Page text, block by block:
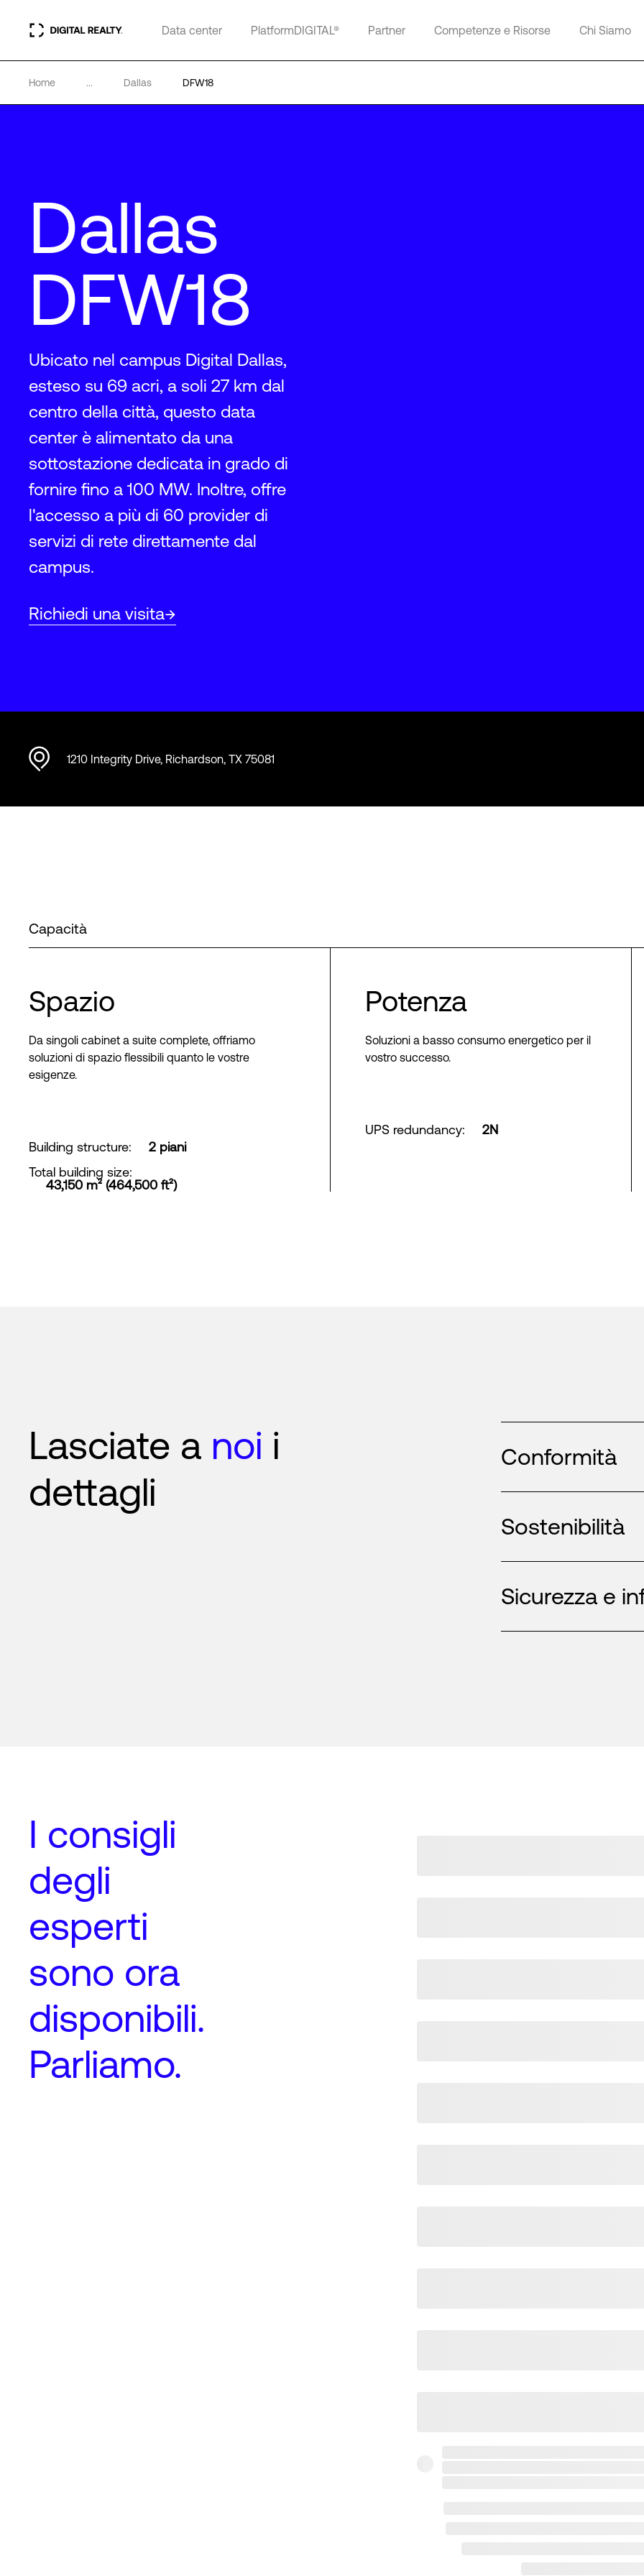
Data center PlatformDIGITAL® Partner Competenze e Risorse Chi Siamo
Home ... Dallas DFW18
Dallas
DFW18
Ubicato nel campus Digital Dallas,
esteso su 69 acri, a soli 27 km dal
centro della città, questo data
center è alimentato da una
sottostazione dedicata in grado di
fornire fino a 100 MW. Inoltre, offre
l'accesso a più di 60 provider di
servizi di rete direttamente dal
campus.
Richiedi una visita
1210 Integrity Drive, Richardson, TX 75081
Capacità
Spazio
Da singoli cabinet a suite complete, offriamo
soluzioni di spazio flessibili quanto le vostre
esigenze.
Building structure:
2 piani
Total building size:
43,150 m² (464,500 ft²)
Potenza
Soluzioni a basso consumo energetico per il
vostro successo.
UPS redundancy: 2N
Lasciate a noi i
dettagli
Conformità
Sostenibilità
Sicurezza e
I consigli
degli
esperti
sono ora
disponibili.
Parliamo.